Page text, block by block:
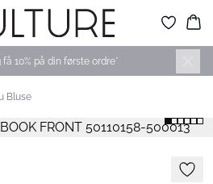
10% på din første ordre*
Bluse